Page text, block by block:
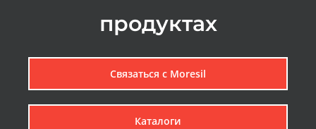
продуктах
Связаться с Мoresil
Каталоги